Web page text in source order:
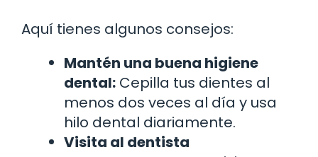
Aquí tienes algunos consejos:
Mantén una buena higiene
dental: Cepilla tus dientes al
menos dos veces al día y usa
hilo dental diariamente.
Visita al dentista